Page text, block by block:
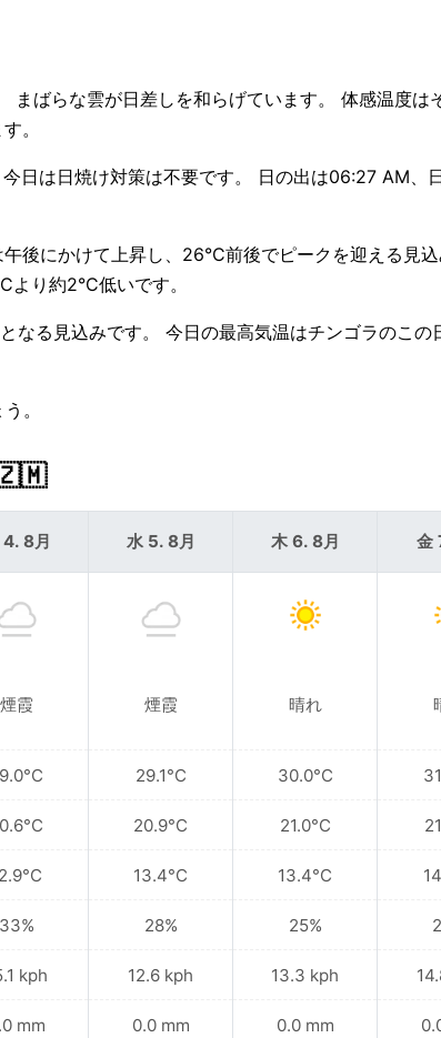
まばらな雲が日差しを和らげています。 体感温度は
。
日は日焼け対策は不要です。 日の出は06:27 AM、
後にかけて上昇し、26°C前後でピークを迎える見込
り約2°C低いです。
なる見込みです。 今日の最高気温はチンゴラのこの
。
🇿🇲
4. 8月
煙霞
33%
kph
mm
水 5. 8月
煙霞
29.1°C
20.9°C
13.4°C
28%
12.6 kph
0.0 mm
木 6. 8月
晴れ
30.0°C
21.0°C
13.4°C
25%
13.3 kph
0.0 mm
金